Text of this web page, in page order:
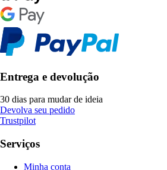
Entrega e devolução
30 dias para mudar de ideia
Devolva seu pedido
Trustpilot
Serviços
Minha conta